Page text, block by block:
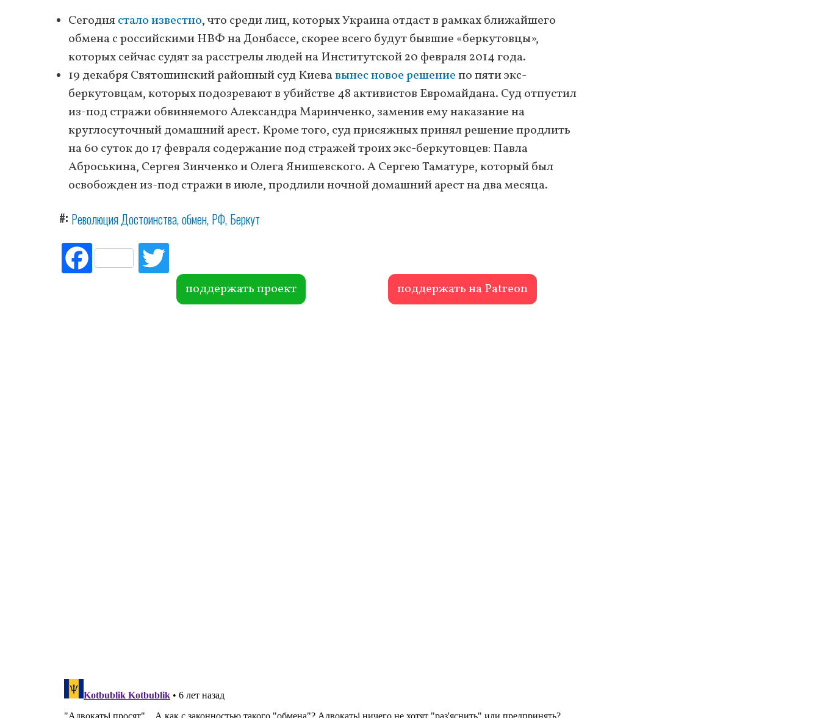
Сегоднястало известно, что среди лиц, которых Украина отдаст в рамках ближайшего
обмена с российскими НВФ на Донбассе, скорее всего будут бывшие «беркутовцы»,
которых сейчас судят за расстрелы людей на Институтской 20 февраля 2014 года.
19 декабря Святошинский районный суд Киевавынес новое решениепо пяти экс-
беркутовцам, которых подозревают в убийстве 48 активистов Евромайдана. Суд отпустил
из-под стражи обвиняемого Александра Маринченко, заменив ему наказание на
круглосуточный домашний арест. Кроме того, суд присяжных принял решение продлить
на 60 суток до 17 февраля содержание под стражей троих экс-беркутовцев: Павла
Аброськина, Сергея Зинченко и Олега Янишевского. А Сергею Таматуре, который был
освобожден из-под стражи в июле, продлили ночной домашний арест на два месяца.
# Революция Достоинства обмен РФ Беркут
Fac
ebo itte
r поддержать проект поддержать на Patreon